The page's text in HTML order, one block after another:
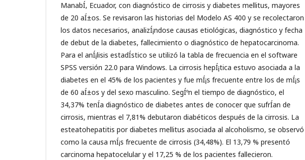
ManabÍ­, Ecuador, con diagnóstico de cirrosis y diabetes mellitus, mayores
de 20 aÍ±os. Se revisaron las historias del Modelo AS 400 y se recolectaron
los datos necesarios, analizÍ¡ndose causas etiológicas, diagnóstico y fecha
de debut de la diabetes, fallecimiento o diagnóstico de hepatocarcinoma.
Para el anÍ¡lisis estadÍ­stico se utilizó la tabla de frecuencia en el software
SPSS versión 22.0 para Windows. La cirrosis hepÍ¡tica estuvo asociada a la
diabetes en el 45% de los pacientes y fue mÍ¡s frecuente entre los de mÍ¡s
de 60 aÍ±os y del sexo masculino. SegÍºn el tiempo de diagnóstico, el
34,37% tenÍ­a diagnóstico de diabetes antes de conocer que sufrÍ­an de
cirrosis, mientras el 7,81% debutaron diabéticos después de la cirrosis. La
esteatohepatitis por diabetes mellitus asociada al alcoholismo, se observó
como la causa mÍ¡s frecuente de cirrosis (34,48%). El 13,79 % presentó
carcinoma hepatocelular y el 17,25 % de los pacientes fallecieron.